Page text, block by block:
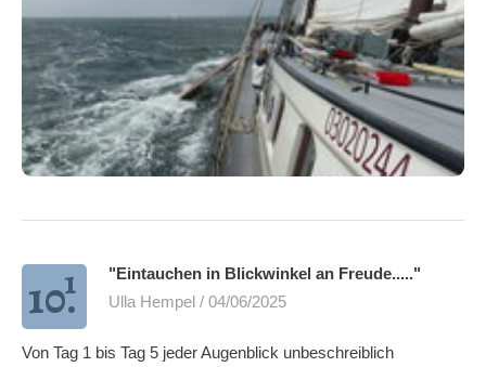
10.
1
"Eintauchen in Blickwinkel an Freude....."
Ulla Hempel / 04/06/2025
Von Tag 1 bis Tag 5 jeder Augenblick unbeschreiblich